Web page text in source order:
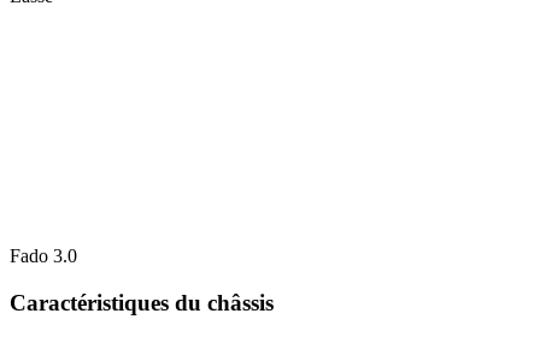
Fado 3.0
Caractéristiques du châssis